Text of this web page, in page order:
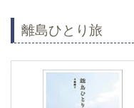
離島ひとり旅